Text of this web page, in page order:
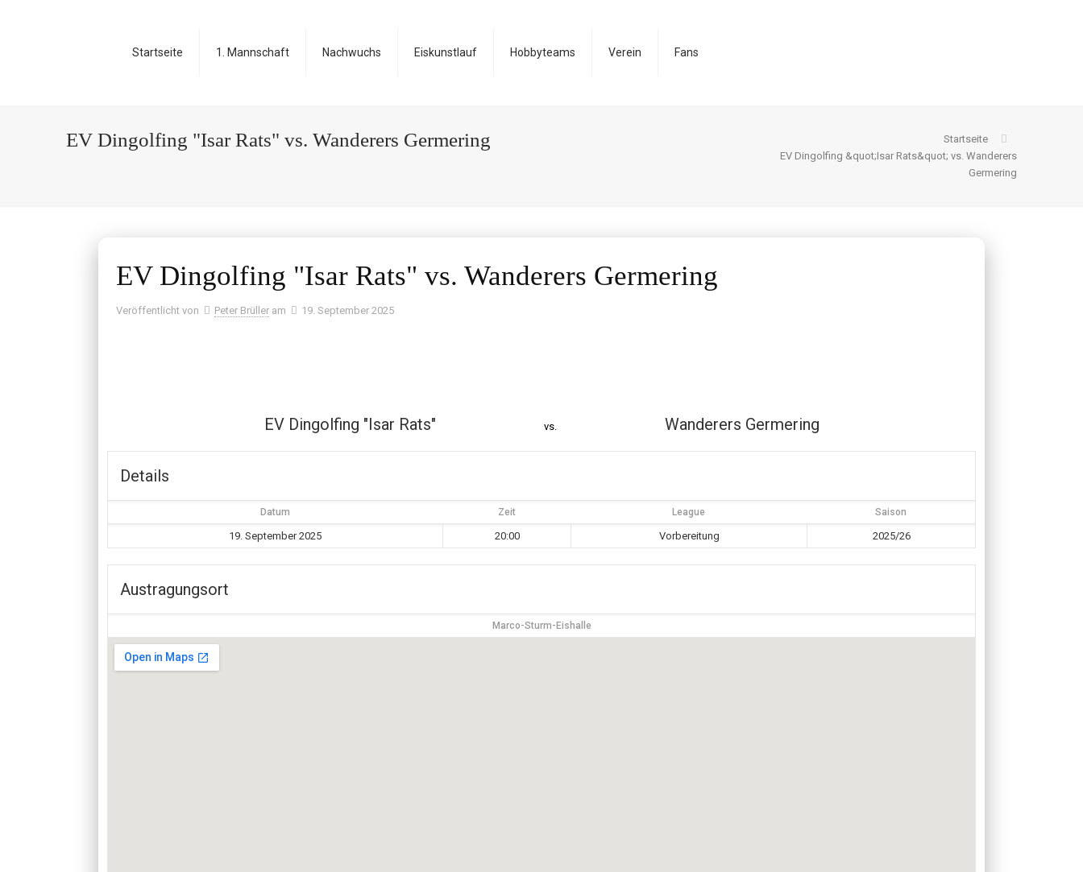
Startseite 1. Mannschaft Nachwuchs Eiskunstlauf Hobbyteams Verein Fans
EV Dingolfing "Isar Rats" vs. Wanderers Germering
Startseite
EV Dingolfing &quot;Isar Rats&quot; vs. Wanderers
Germering
EV Dingolfing "Isar Rats" vs. Wanderers Germering
Veröffentlicht von Peter Brüller am 19. September 2025
EV Dingolfing "Isar Rats" vs. Wanderers Germering
Details
Datum Zeit League Saison
19. September 2025 20:00 Vorbereitung 2025/26
Austragungsort
Marco-Sturm-Eishalle